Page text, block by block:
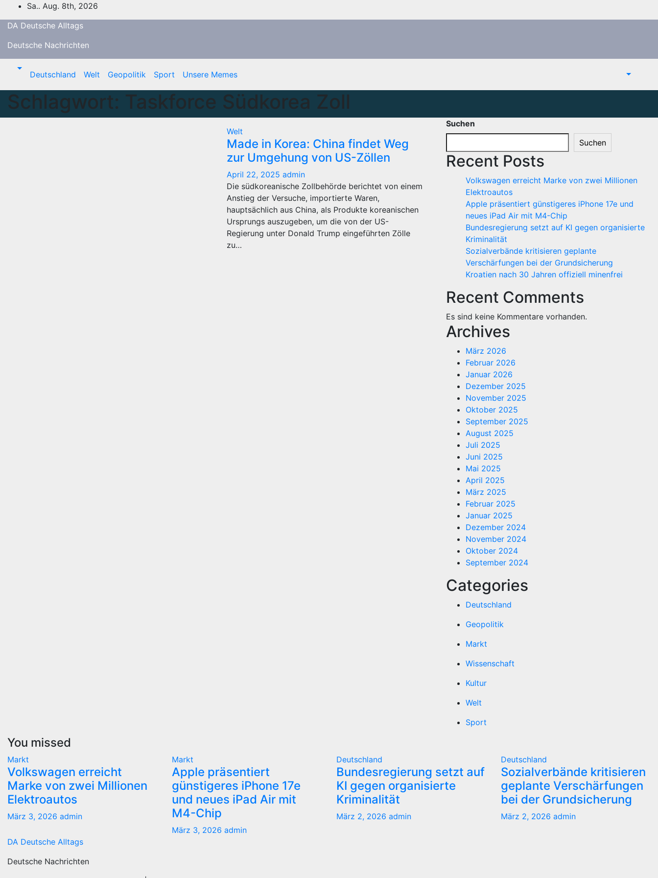
Inhalt
springen
Sa.. Aug. 8th, 2026
DA Deutsche Alltags
Deutsche Nachrichten
Deutschland Welt Geopolitik Sport Unsere Memes
Schlagwort: Taskforce Südkorea Zoll
Welt
Made in Korea: China findet Weg
zur Umgehung von US-Zöllen
April 22, 2025 admin
Die südkoreanische Zollbehörde berichtet von einem
Anstieg der Versuche, importierte Waren,
hauptsächlich aus China, als Produkte koreanischen
Ursprungs auszugeben, um die von der US-
Regierung unter Donald Trump eingeführten Zölle
zu…
Suchen
Suchen
Recent Posts
Volkswagen erreicht Marke von zwei Millionen
Elektroautos
Apple präsentiert günstigeres iPhone 17e und
neues iPad Air mit M4-Chip
Bundesregierung setzt auf KI gegen organisierte
Kriminalität
Sozialverbände kritisieren geplante
Verschärfungen bei der Grundsicherung
Kroatien nach 30 Jahren offiziell minenfrei
Recent Comments
Es sind keine Kommentare vorhanden.
Archives
März 2026
Februar 2026
Januar 2026
Dezember 2025
November 2025
Oktober 2025
September 2025
August 2025
Juli 2025
Juni 2025
Mai 2025
April 2025
März 2025
Februar 2025
Januar 2025
Dezember 2024
November 2024
Oktober 2024
September 2024
Categories
Deutschland
Geopolitik
Markt
Wissenschaft
Kultur
Welt
Sport
You missed
Markt
Volkswagen erreicht
Marke von zwei Millionen
Elektroautos
März 3, 2026 admin
Markt
Apple präsentiert
günstigeres iPhone 17e
und neues iPad Air mit
M4-Chip
März 3, 2026 admin
Deutschland
Bundesregierung setzt auf
KI gegen organisierte
Kriminalität
März 2, 2026 admin
Deutschland
Sozialverbände kritisieren
geplante Verschärfungen
bei der Grundsicherung
März 2, 2026 admin
DA Deutsche Alltags
Deutsche Nachrichten